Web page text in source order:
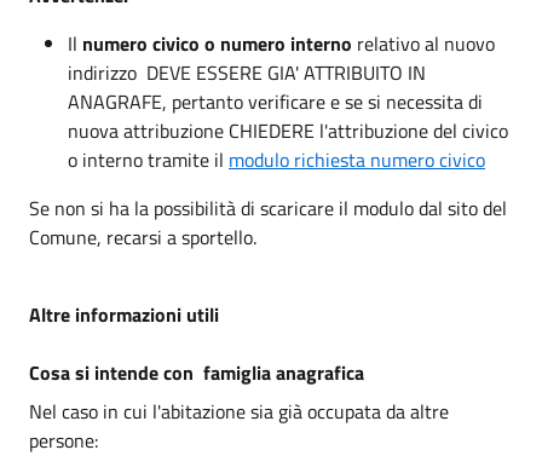
Il numero civico o numero interno relativo al nuovo
indirizzo DEVE ESSERE GIA' ATTRIBUITO IN
ANAGRAFE, pertanto verificare e se si necessita di
nuova attribuzione CHIEDERE l'attribuzione del civico
o interno tramite il modulo richiesta numero civico
Se non si ha la possibilità di scaricare il modulo dal sito del
Comune, recarsi a sportello.
Altre informazioni utili
Cosa si intende con famiglia anagrafica
Nel caso in cui l'abitazione sia già occupata da altre
persone: